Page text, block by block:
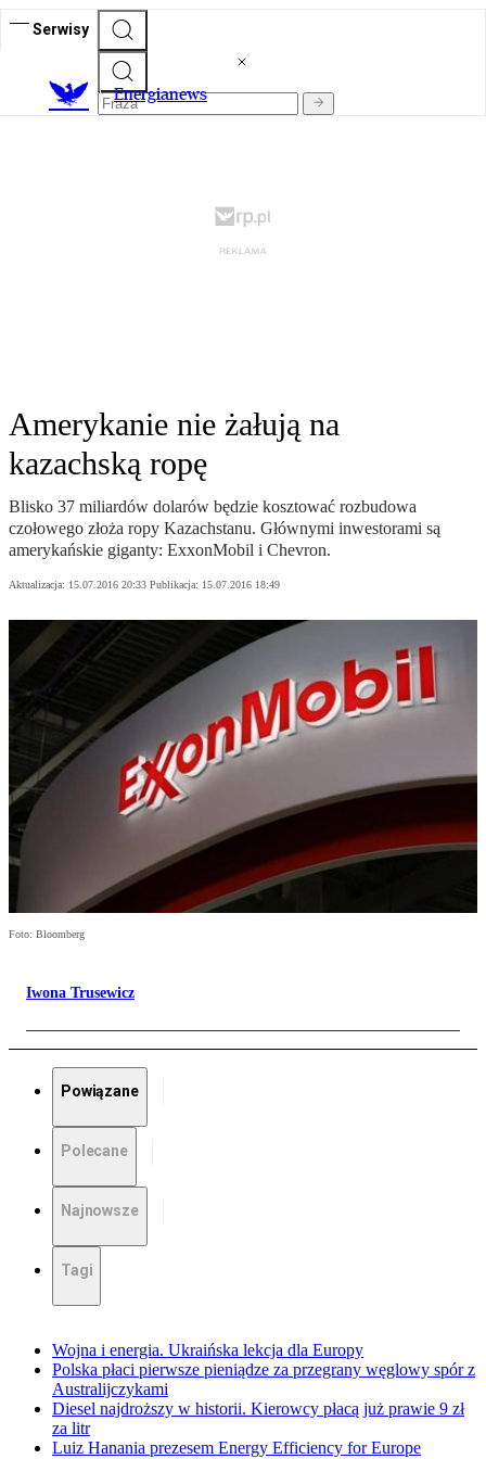
Serwisy
Energianews
Amerykanie nie żałują na
kazachską ropę
Blisko 37 miliardów dolarów będzie kosztować rozbudowa
czołowego złoża ropy Kazachstanu. Głównymi inwestorami są
amerykańskie giganty: ExxonMobil i Chevron.
Aktualizacja: 15.07.2016 20:33 Publikacja: 15.07.2016 18:49
Foto: Bloomberg
Iwona Trusewicz
Powiązane
Polecane
Najnowsze
Tagi
Wojna i energia. Ukraińska lekcja dla Europy
Polska płaci pierwsze pieniądze za przegrany węglowy spór z
Australijczykami
Diesel najdroższy w historii. Kierowcy płacą już prawie 9 zł
za litr
Luiz Hanania prezesem Energy Efficiency for Europe